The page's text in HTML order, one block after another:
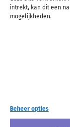
intrekt, kan dit een
mogelijkheden.
Beheer opties